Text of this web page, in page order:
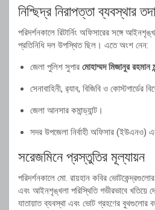
নিশ্ছিদ্র নিরাপত্তা ব্যবস্থার
পরিদর্শনকালে রিটার্নিং অফিসারের সঙ্গে
প্রতিনিধি দল উপস্থিত ছিল। এতে অংশ নেন:
জেলা পুলিশ সুপার মোহাম্মদ মিজানুর রহমান
সেনাবাহিনী, র‍্যাব, বিজিবি ও কোস্টগার্ডের
জেলা আনসার কমান্ড্যান্ট।
সদর উপজেলা নির্বাহী অফিসার (ইউএনও) এবং
সরেজমিনে প্রস্তুতির মূল্যায়ন
পরিদর্শনকালে মো. রায়হান কবির
এবং আইনশৃঙ্খলা পরিস্থিতি গভীরভাবে খতিয়ে
যাতায়াত ব্যবস্থা এবং ভোট গ্রহণের বুথগুলোর